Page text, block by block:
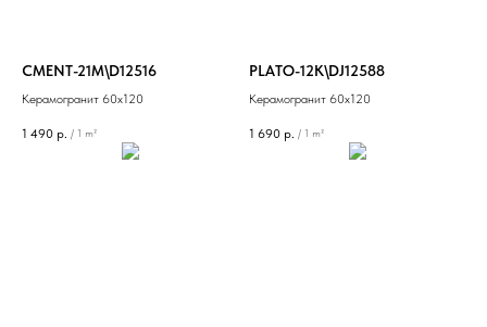
CMENT-21M\D12516
Керамогранит 60х120
1 490 р. / 1 m²
PLATO-12K\DJ12588
Керамогранит 60х120
1 690 р. / 1 m²